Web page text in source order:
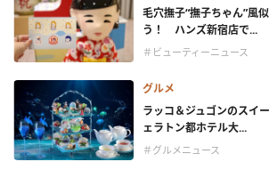
毛穴撫子“撫子ちゃん”風
う！ ハンズ新宿店で...
＃ビューティーニュース
グルメ
ラッコ＆ジュゴンのスイ
ェラトン都ホテル大...
＃グルメニュース